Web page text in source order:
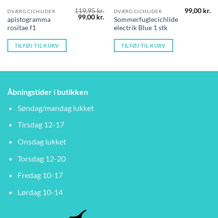
DVÆRG CICHLIDER
apistogramma
rositae f1
119,95kr.
Den
oprindelige
99,00 kr. Den
aktuelle
pris
99,00 kr..
TILFØJ TIL KURV
DVÆRG CICHLIDER
Sommerfuglecichlide
electrik Blue 1 stk
99,00 kr.
TILFØJ TIL KURV
Åbningstider i butikken
Søndag/mandag lukket
Tirsdag 12-17
Onsdag lukket
Torsdag 12-20
Fredag 10-17
Lørdag 10-14